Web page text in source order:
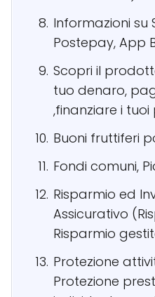
Informazioni su
Postepay, App
Scopri il
tuo denaro,
,finanziare i
Buoni fruttiferi
Fondi comuni,
Risparmio ed
Assicurativo
Risparmio
Protezione
Protezione